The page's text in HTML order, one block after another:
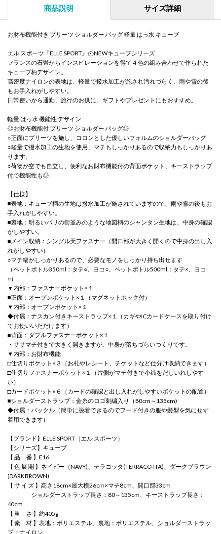
商品説明 サイズ詳細
お財布機能付き プリーツ ショルダー バッグ 軽量 はっ水 キューブ
エル スポーツ『ELLE SPORT』のNEWキューブシリーズ
フランスの石畳からインスピレーションを得て４色の組み合わせで作られた
キューブ柄デザイン。
高密度ナイロンの表地は、軽量で撥水加工が施され汚れづらく、雨や雪の後
もお手入れがしやすい。
日常使いから通勤、旅行のお供に。ギフトやプレゼントにもおすすめ。
軽量 はっ水 機能性 デザイン
◎お財布機能付 プリーツ ショルダー バッグ◎
○正面にプリーツを施し、コロンとした優しいフォルムのショルダーバッグ
○軽量で撥水加工の生地を使用、マチもしっかりあるので収納力もしっかりあ
ります。
○荷物が空でも自立し、便利なお財布機能付の背面ポケット、キーストラップ
付で機能性も◎
【仕様】
■表地：キューブ柄の生地は撥水加工が施されていますので、雨や雪の後もお
手入れがしやすい。
■裏地：明るいパリの街並みのような地図柄のシャンタン生地は、中身の確認
がしやすい。
■メイン収納：シングル天ファスナー（開口部が大きく開くので中身の出し入
れがしやすい）
○マチ幅がしっかりあるので、必要なモノをしっかり持ち出せます
（ペットボトル350ml：タテ○、ヨコ○、ペットボトル500ml：タテ×、ヨコ
○）
▼内部：ファスナーポケット×１
■正面：オープンポケット×１（マグネットホック付）
▼内部：オープンポケット×１
◆付属：ナスカン付きキーストラップ×１（カギやICカードケースを取り付け
てお使いいただけます）
■背面：ダブルファスナーポケット×１
・ササマチ付きで大きく開きますが、中身が落ちづらいつくりです。
▼内部：お財布機能
□仕切りポケット×３（お札やレシート、チケットなど仕分け収納できます）
□仕切りファスナーポケット×１（片側がマチ付きで小銭をだしいれしやす
い）
□カードポケット×６（カードの確認と出し入れがしやすいポケットの配置）
■ショルダーストラップ：金糸のロゴ刺繍入り（80cm～135cm)
◆付属：バックル（簡単に脱着できるのでフード付きの服や髪型を気にせず
着用できます）
【ブランド】ELLE SPORT（エル スポーツ）
【シリーズ】キューブ
【 品 番 】E16
【 色 展 開 】ネイビー（NAVY)、テラコッタ(TERRACOTTA)、ダークブラウン
(DARKBROWN)
【 サ イ ズ 】高さ18cm×最大横26cm×マチ8cm、開口部33cm
ショルダーストラップ長さ：80～135cm、キーストラップ長さ：
40cm
【 重 さ 】約405g
【 素 材 】表地：ポリエステル、裏地：ポリエステル、ショルダーストラッ
プ：ナイロン